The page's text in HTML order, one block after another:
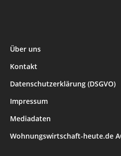
Über uns
Kontakt
Datenschutzerklärung (DSGVO)
Impressum
Mediadaten
Wohnungswirtschaft-heute.de